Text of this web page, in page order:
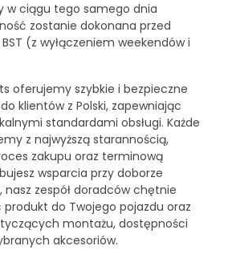
w ciągu tego samego dnia
zostanie dokonana przed
(z wyłączeniem weekendów i
oferujemy szybkie i bezpieczne
klientów z Polski, zapewniając
standardami obsługi. Każde
z najwyższą starannością,
zakupu oraz terminową
wsparcia przy doborze
zespół doradców chętnie
do Twojego pojazdu oraz
montażu, dostępności
akcesoriów.